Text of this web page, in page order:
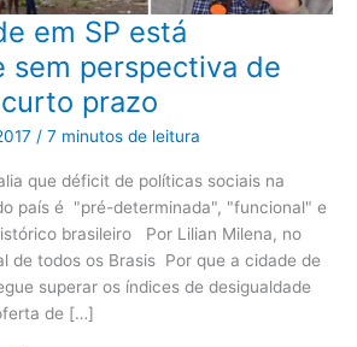
em SP está
sem perspectiva de
prazo
/ 7 minutos de leitura
que déficit de políticas sociais na
país é "pré-determinada", "funcional" e
brasileiro Por Lilian Milena, no
de todos os Brasis Por que a cidade de
superar os índices de desigualdade
de […]